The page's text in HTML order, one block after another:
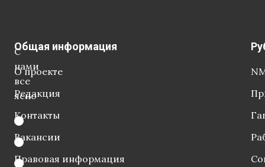
С
нами
все
ясно
Общая информация
О проекте
Редакция
Контакты
Вакансии
Правовая информация